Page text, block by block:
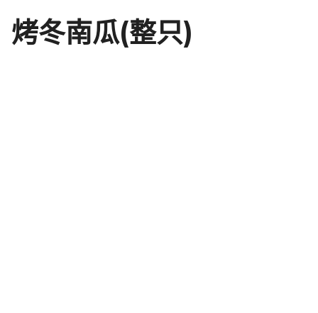
烤冬南瓜(整只)